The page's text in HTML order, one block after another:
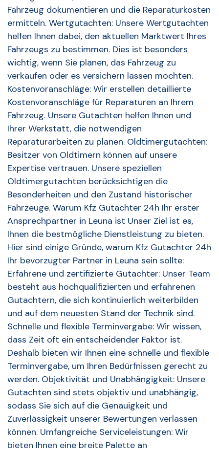
Fahrzeug dokumentieren und die Reparaturkosten
ermitteln. Wertgutachten: Unsere Wertgutachten
helfen Ihnen dabei, den aktuellen Marktwert Ihres
Fahrzeugs zu bestimmen. Dies ist besonders
wichtig, wenn Sie planen, das Fahrzeug zu
verkaufen oder es versichern lassen möchten.
Kostenvoranschläge: Wir erstellen detaillierte
Kostenvoranschläge für Reparaturen an Ihrem
Fahrzeug. Unsere Gutachten helfen Ihnen und
Ihrer Werkstatt, die notwendigen
Reparaturarbeiten zu planen. Oldtimergutachten:
Besitzer von Oldtimern können auf unsere
Expertise vertrauen. Unsere speziellen
Oldtimergutachten berücksichtigen die
Besonderheiten und den Zustand historischer
Fahrzeuge. Warum Kfz Gutachter 24h Ihr erster
Ansprechpartner in Leuna ist Unser Ziel ist es,
Ihnen die bestmögliche Dienstleistung zu bieten.
Hier sind einige Gründe, warum Kfz Gutachter 24h
Ihr bevorzugter Partner in Leuna sein sollte:
Erfahrene und zertifizierte Gutachter: Unser Team
besteht aus hochqualifizierten und erfahrenen
Gutachtern, die sich kontinuierlich weiterbilden
und auf dem neuesten Stand der Technik sind.
Schnelle und flexible Terminvergabe: Wir wissen,
dass Zeit oft ein entscheidender Faktor ist.
Deshalb bieten wir Ihnen eine schnelle und flexible
Terminvergabe, um Ihren Bedürfnissen gerecht zu
werden. Objektivität und Unabhängigkeit: Unsere
Gutachten sind stets objektiv und unabhängig,
sodass Sie sich auf die Genauigkeit und
Zuverlässigkeit unserer Bewertungen verlassen
können. Umfangreiche Serviceleistungen: Wir
bieten Ihnen eine breite Palette an